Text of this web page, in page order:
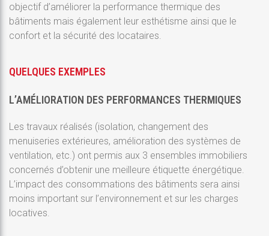
objectif d’améliorer la performance thermique des
bâtiments mais également leur esthétisme ainsi que le
confort et la sécurité des locataires.
QUELQUES EXEMPLES
L’AMÉLIORATION DES PERFORMANCES THERMIQUES
Les travaux réalisés (isolation, changement des
menuiseries extérieures, amélioration des systèmes de
ventilation, etc.) ont permis aux 3 ensembles immobiliers
concernés d’obtenir une meilleure étiquette énergétique.
L’impact des consommations des bâtiments sera ainsi
moins important sur l’environnement et sur les charges
locatives.